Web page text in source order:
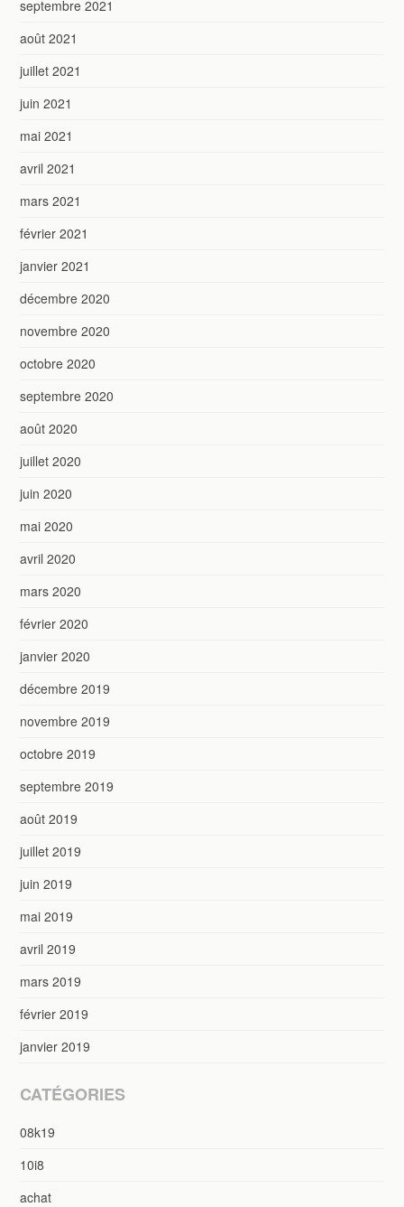
septembre 2021
août 2021
juillet 2021
juin 2021
mai 2021
avril 2021
mars 2021
février 2021
janvier 2021
décembre 2020
novembre 2020
octobre 2020
septembre 2020
août 2020
juillet 2020
juin 2020
mai 2020
avril 2020
mars 2020
février 2020
janvier 2020
décembre 2019
novembre 2019
octobre 2019
septembre 2019
août 2019
juillet 2019
juin 2019
mai 2019
avril 2019
mars 2019
février 2019
janvier 2019
CATÉGORIES
08k19
10i8
achat